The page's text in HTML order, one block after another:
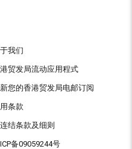
我们
贸发局流动应用程式
您的香港贸发局电邮订阅
条款
结条款及细则
备09059244号